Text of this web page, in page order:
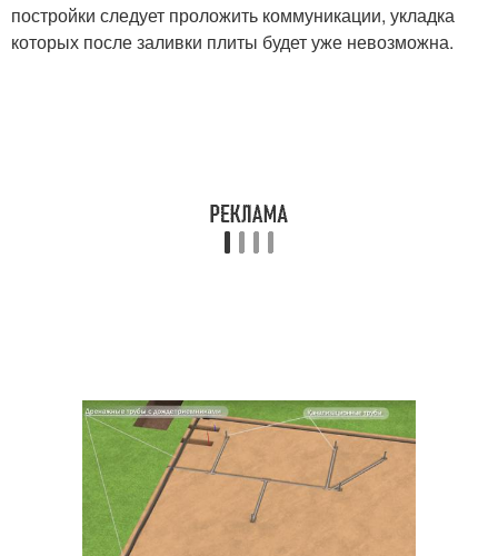
постройки следует проложить коммуникации, укладка
которых после заливки плиты будет уже невозможна.